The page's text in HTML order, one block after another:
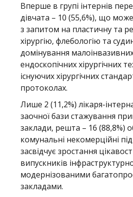
Вперше в групі інтернів
дівчата – 10 (55,6%), що
з запитом на пластичну та
хірургію, флебологію та
домінування
ендоскопічних хірургічних
існуючих хірургічних
протоколах.
Лише 2 (11,2%) лікаря-
заочної бази стажування
заклади, решта – 16 (88,8%)
комунальні некомерційні
засвідчує зростання
випускників
модернізованими
закладами.